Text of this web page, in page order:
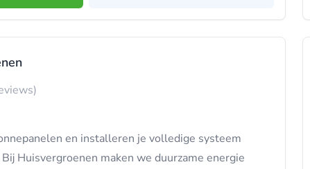
en installeren je volledige systeem
Huisvergroenen maken we duurzame energie